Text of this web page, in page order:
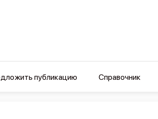
публикацию Справочник